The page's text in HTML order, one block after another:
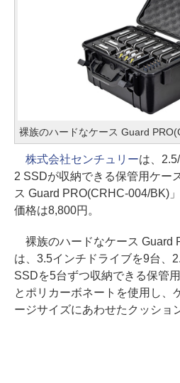
裸族のハードなケース Guard
株式会社センチュリーは、
2 SSDが収納できる保管用ケー
ス Guard PRO(CRHC-004/BK)
価格は8,800円。
裸族のハードなケース Guard
は、3.5インチドライブを9台、
SSDを5台ずつ収納できる保管
とポリカーボネートを使用し、
ージサイズにあわせたクッショ